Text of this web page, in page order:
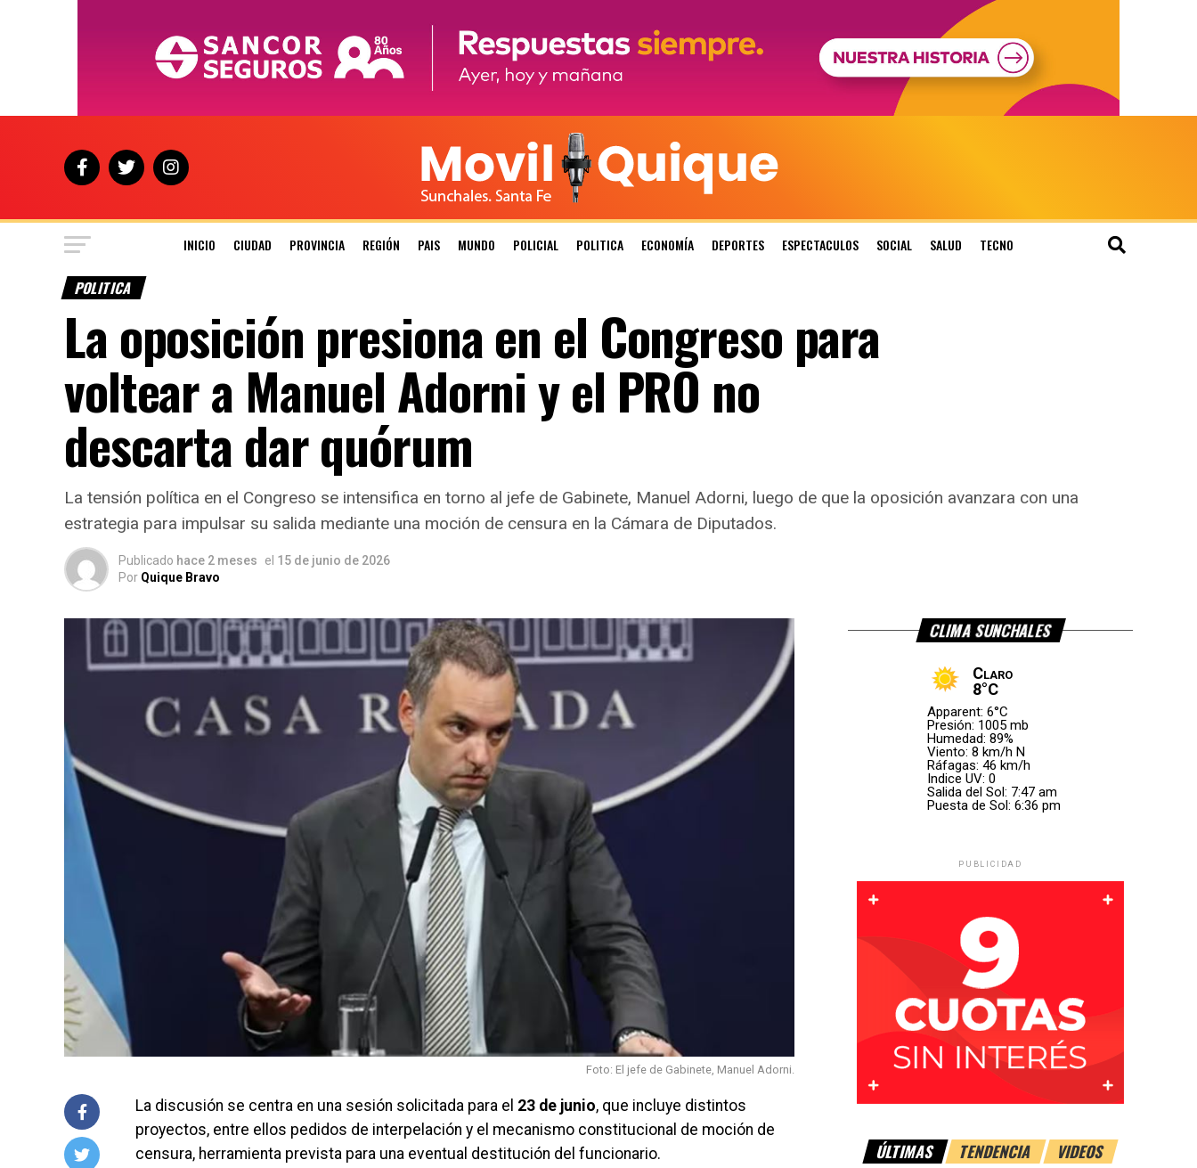
INICIO CIUDAD PROVINCIA REGIÓN PAIS MUNDO POLICIAL POLITICA ECONOMÍA DEPORTES ESPECTACULOS SOCIAL SALUD TECNO
POLITICA
La oposición presiona en el Congreso para
voltear a Manuel Adorni y el PRO no
descarta dar quórum
La tensión política en el Congreso se intensifica en torno al jefe de Gabinete, Manuel Adorni, luego de que la oposición avanzara con una
estrategia para impulsar su salida mediante una moción de censura en la Cámara de Diputados.
Publicado hace 2 meses el 15 de junio de 2026
Por Quique Bravo
Foto: El jefe de Gabinete, Manuel Adorni.
La discusión se centra en una sesión solicitada para el 23 de junio, que incluye distintos
proyectos, entre ellos pedidos de interpelación y el mecanismo constitucional de moción de
censura, herramienta prevista para una eventual destitución del funcionario.
CLIMA SUNCHALES
Claro
8°C
Apparent: 6°C
Presión: 1005 mb
Humedad: 89%
Viento: 8 km/h N
Ráfagas: 46 km/h
Indice UV: 0
Salida del Sol: 7:47 am
Puesta de Sol: 6:36 pm
PUBLICIDAD
ÚLTIMAS TENDENCIA VIDEOS